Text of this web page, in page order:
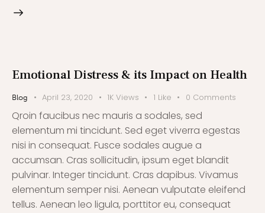
Emotional Distress & its Impact on Health
Blog April 23, 2020 1K Views 1 Like 0 Comments
Qroin faucibus nec mauris a sodales, sed
elementum mi tincidunt. Sed eget viverra egestas
nisi in consequat. Fusce sodales augue a
accumsan. Cras sollicitudin, ipsum eget blandit
pulvinar. Integer tincidunt. Cras dapibus. Vivamus
elementum semper nisi. Aenean vulputate eleifend
tellus. Aenean leo ligula, porttitor eu, consequat